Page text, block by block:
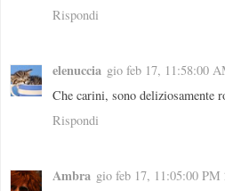
Rispondi
elenuccia gio feb 17, 11:58:00
Che carini, sono deliziosamente
Rispondi
Ambra gio feb 17, 11:05:00 PM